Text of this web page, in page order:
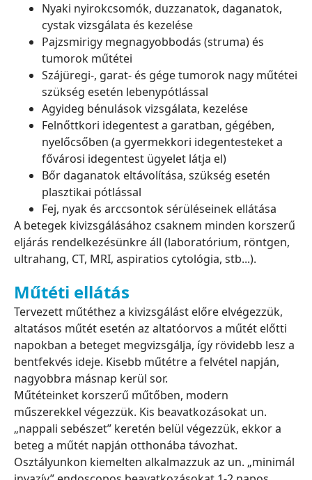
Nyaki nyirokcsomók, duzzanatok, daganatok,
cystak vizsgálata és kezelése
Pajzsmirigy megnagyobbodás (struma) és
tumorok műtétei
Szájüregi-, garat- és gége tumorok nagy műtétei
szükség esetén lebenypótlással
Agyideg bénulások vizsgálata, kezelése
Felnőttkori idegentest a garatban, gégében,
nyelőcsőben (a gyermekkori idegentesteket a
fővárosi idegentest ügyelet látja el)
Bőr daganatok eltávolítása, szükség esetén
plasztikai pótlással
Fej, nyak és arccsontok sérüléseinek ellátása
A betegek kivizsgálásához csaknem minden korszerű
eljárás rendelkezésünkre áll (laboratórium, röntgen,
ultrahang, CT, MRI, aspiratios cytológia, stb...).
Műtéti ellátás
Tervezett műtéthez a kivizsgálást előre elvégezzük,
altatásos műtét esetén az altatóorvos a műtét előtti
napokban a beteget megvizsgálja, így rövidebb lesz a
bentfekvés ideje. Kisebb műtétre a felvétel napján,
nagyobbra másnap kerül sor.
Műtéteinket korszerű műtőben, modern
műszerekkel végezzük. Kis beavatkozásokat un.
„nappali sebészet” keretén belül végezzük, ekkor a
beteg a műtét napján otthonába távozhat.
Osztályunkon kiemelten alkalmazzuk az un. „minimál